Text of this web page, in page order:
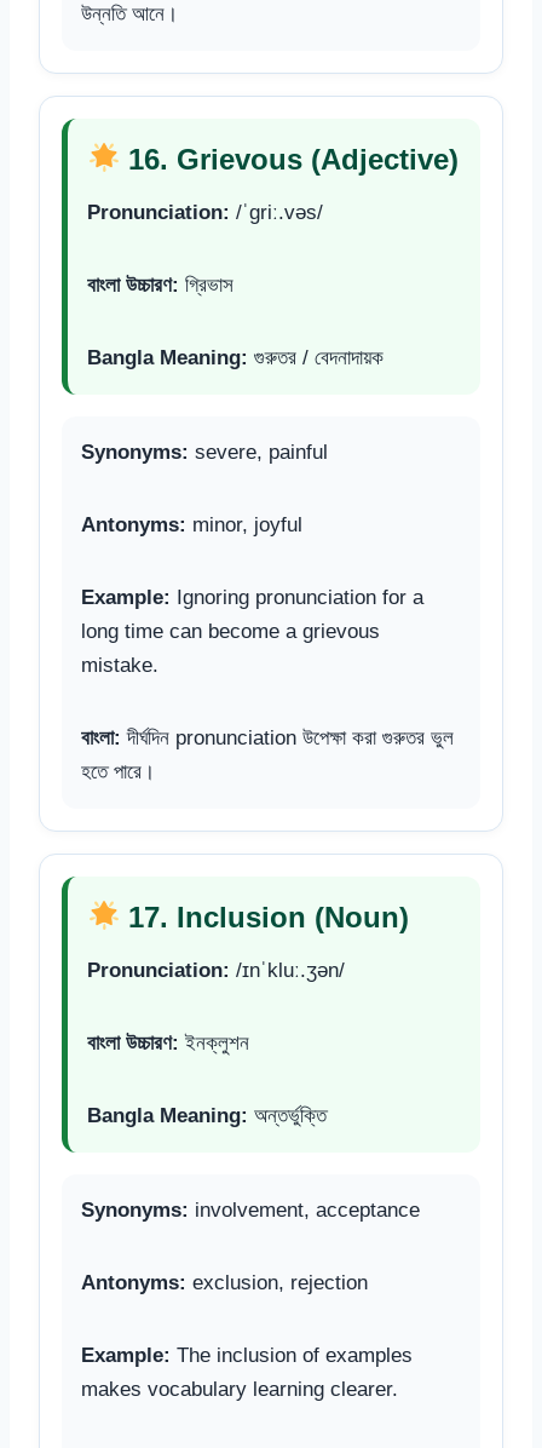
উন্নতি আনে।
16. Grievous (Adjective)
Pronunciation: /ˈɡriː.vəs/
বাংলা উচ্চারণ: গ্রিভাস
Bangla Meaning: গুরুতর / বেদনাদায়ক
Synonyms: severe, painful
Antonyms: minor, joyful
Example: Ignoring pronunciation for a
long time can become a grievous
mistake.
বাংলা: দীর্ঘদিন pronunciation উপেক্ষা করা গুরুতর ভুল
হতে পারে।
17. Inclusion (Noun)
Pronunciation: /ɪnˈkluː.ʒən/
বাংলা উচ্চারণ: ইনক্লুশন
Bangla Meaning: অন্তর্ভুক্তি
Synonyms: involvement, acceptance
Antonyms: exclusion, rejection
Example: The inclusion of examples
makes vocabulary learning clearer.